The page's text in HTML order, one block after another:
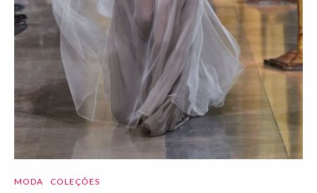
MODA COLEÇÕES